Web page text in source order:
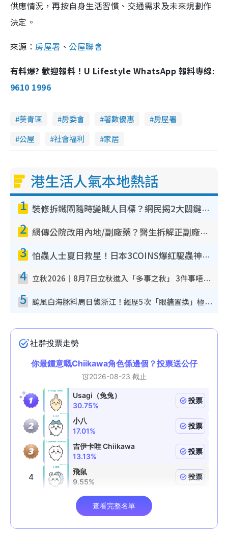
供應情況，再按自身生活習慣、交通需求及未來規劃作
決定。
來源：房屋署 、 公屋聯會
有料爆? 歡迎報料！U Lifestyle WhatsApp 報料專線:
9610 1996
葵青區 房委會 著數優惠
房屋署
公屋
社會福利 家居
港生活人氣本地熱話
1 裝修拆鐵閘隨時變賊人目標？網民揭2大關鍵用途：裝新式等於白裝？附新舊鐵閘分別
2 網傳公院改用內地/副廠藥？醫生拆解正副廠分別 揭4類人換藥隨時出事
3 怕蟲人士夏日救星！日本3COINS爆紅驅蟲神器$45起 1招「全程免觸碰」輕鬆搞定小強
4 立秋2026｜8月7日立秋進入「多事之秋」 3件事唔做得！專家教6招開運 清枱頭／銀包納氣接好運
5 颱風白海豚料周日襲浙江！經歷5次「眼牆置換」極罕見 成登陸內地最長途颱風